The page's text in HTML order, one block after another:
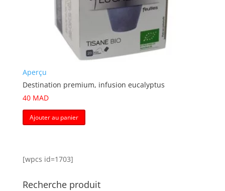
Aperçu
Destination premium, infusion eucalyptus
40 MAD
Ajouter au panier
[wpcs id=1703]
Recherche produit